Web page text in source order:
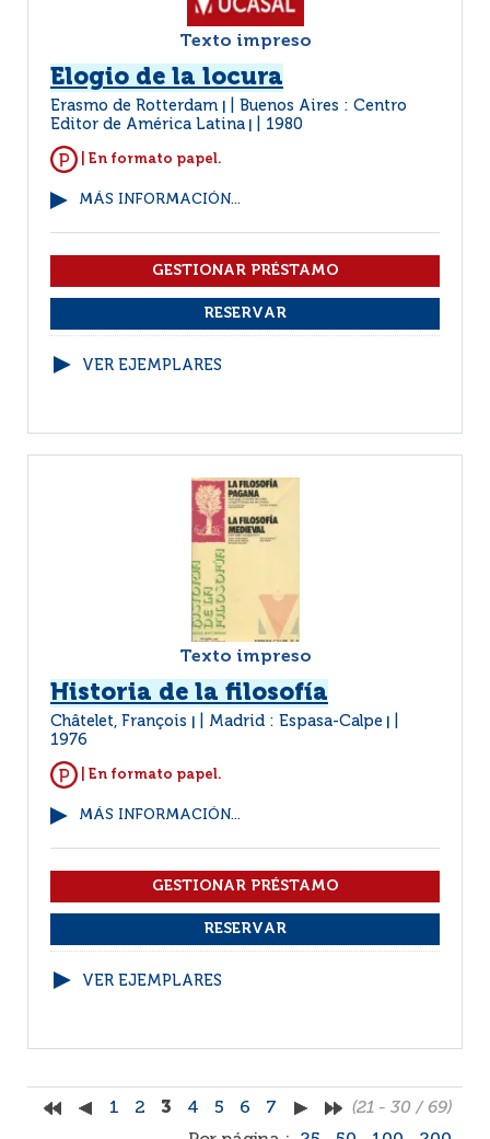
Texto impreso
Elogio de la locura
Erasmo de Rotterdam
Buenos Aires : Centro
Editor de América Latina
1980
| En formato papel.
MÁS INFORMACIÓN...
VER EJEMPLARES
Texto impreso
Historia de la filosofía
Châtelet, François Madrid : Espasa-Calpe
1976
| En formato papel.
MÁS INFORMACIÓN...
VER EJEMPLARES
1 2 3 4 5 6 7
(21 - 30 / 69)